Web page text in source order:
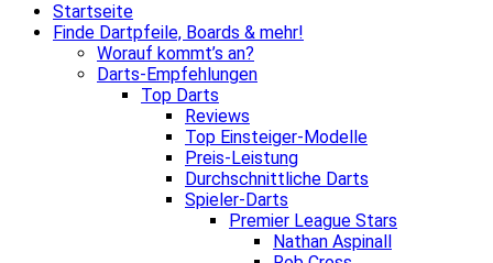
Startseite
Finde Dartpfeile, Boards & mehr!
Worauf kommt’s an?
Darts-Empfehlungen
Top Darts
Reviews
Top Einsteiger-Modelle
Preis-Leistung
Durchschnittliche Darts
Spieler-Darts
Premier League Stars
Nathan Aspinall